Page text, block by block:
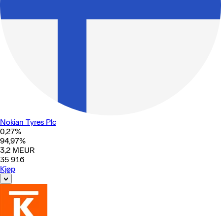
Nokian Tyres Plc
0,27%
94,97%
3,2 MEUR
35 916
Kjøp